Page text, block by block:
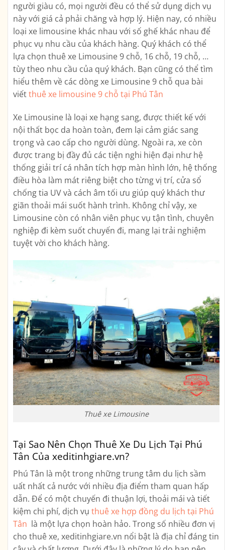
người giàu có, mọi người đều có thể sử dụng dịch vụ
này với giá cả phải chăng và hợp lý. Hiện nay, có nhiều
loại xe limousine khác nhau với số ghế khác nhau để
phục vụ nhu cầu của khách hàng. Quý khách có thể
lựa chọn thuê xe Limousine 9 chỗ, 16 chỗ, 19 chỗ, …
tùy theo nhu cầu của quý khách. Bạn cũng có thể tìm
hiểu thêm về các dòng xe Limousine 9 chỗ qua bài
viếtthuê xe limousine 9 chỗ tại Phú Tân
Xe Limousine là loại xe hạng sang, được thiết kế với
nội thất bọc da hoàn toàn, đem lại cảm giác sang
trọng và cao cấp cho người dùng. Ngoài ra, xe còn
được trang bị đầy đủ các tiện nghi hiện đại như hệ
thống giải trí cá nhân tích hợp màn hình lớn, hệ thống
điều hòa làm mát riêng biệt cho từng vị trí, cửa sổ
chống tia UV và cách âm tối ưu giúp quý khách thư
giãn thoải mái suốt hành trình. Không chỉ vậy, xe
Limousine còn có nhân viên phục vụ tận tình, chuyên
nghiệp đi kèm suốt chuyến đi, mang lại trải nghiệm
tuyệt vời cho khách hàng.
Thuê xe Limousine
Tại Sao Nên Chọn Thuê Xe Du Lịch Tại Phú
Tân Của xeditinhgiare.vn?
Phú Tân là một trong những trung tâm du lịch sầm
uất nhất cả nước với nhiều địa điểm tham quan hấp
dẫn. Để có một chuyến đi thuận lợi, thoải mái và tiết
kiệm chi phí, dịch vụ thuê xe hợp đồng du lịch tại Phú
Tân là một lựa chọn hoàn hảo. Trong số nhiều đơn vị
cho thuê xe, xeditinhgiare.vn nổi bật là địa chỉ đáng tin